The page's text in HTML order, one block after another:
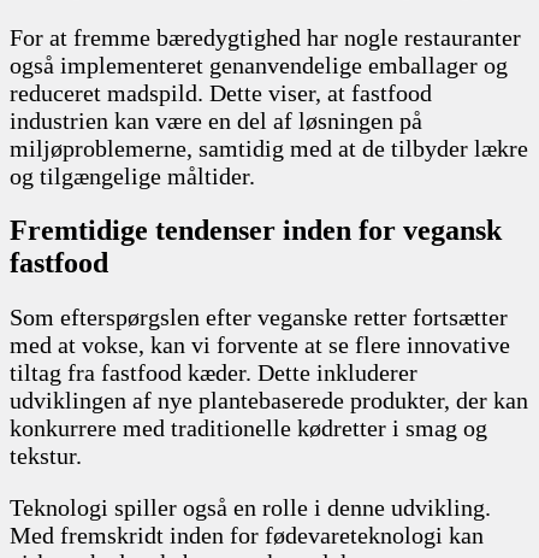
For at fremme bæredygtighed har nogle restauranter
også implementeret genanvendelige emballager og
reduceret madspild. Dette viser, at fastfood
industrien kan være en del af løsningen på
miljøproblemerne, samtidig med at de tilbyder lækre
og tilgængelige måltider.
Fremtidige tendenser inden for vegansk
fastfood
Som efterspørgslen efter veganske retter fortsætter
med at vokse, kan vi forvente at se flere innovative
tiltag fra fastfood kæder. Dette inkluderer
udviklingen af nye plantebaserede produkter, der kan
konkurrere med traditionelle kødretter i smag og
tekstur.
Teknologi spiller også en rolle i denne udvikling.
Med fremskridt inden for fødevareteknologi kan